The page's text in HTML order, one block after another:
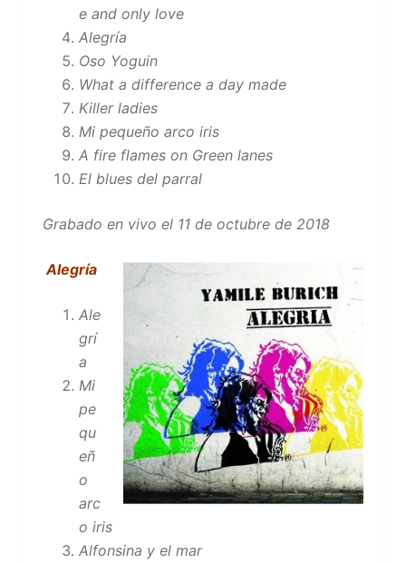
e and only love
Alegría
Oso Yoguin
What a difference a day made
Killer ladies
Mi pequeño arco iris
A fire flames on Green lanes
El blues del parral
Grabado en vivo el 11 de octubre de 2018
Alegría
Ale
grí
a
Mi
pe
qu
eñ
o
arc
o iris
Alfonsina y el mar